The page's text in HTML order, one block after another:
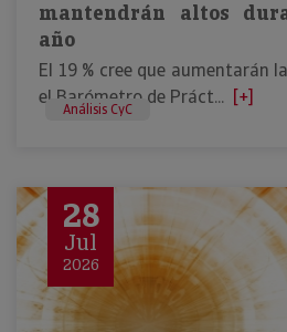
mantendrán altos
año
El 19 % cree que aumentarán
el Barómetro de Práct... [+]
Análisis CyC
28
Jul
2026